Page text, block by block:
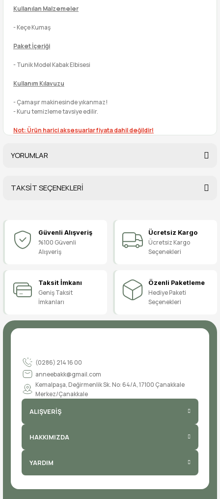
Kullanılan Malzemeler
- Keçe Kumaş
Paket İçeriği
- Tunik Model Kabak Elbisesi
Kullanım Kılavuzu
- Çamaşır makinesinde yıkanmaz!
- Kuru temizleme tavsiye edilir.
Not: Ürün harici aksesuarlar fiyata dahil değildir!
YORUMLAR
Yorum Yaz
TAKSİT SEÇENEKLERİ
Güvenli Alışveriş
%100 Güvenli
Alışveriş
Ücretsiz Kargo
Ücretsiz Kargo
Seçenekleri
Taksit İmkanı
Geniş Taksit
İmkanları
Özenli Paketleme
Hediye Paketi
Seçenekleri
(0286) 214 16 00
anneebakk@gmail.com
Kemalpaşa, Değirmenlik Sk. No: 64/A, 17100 Çanakkale
Merkez/Çanakkale
ALIŞVERİŞ
HAKKIMIZDA
YARDIM